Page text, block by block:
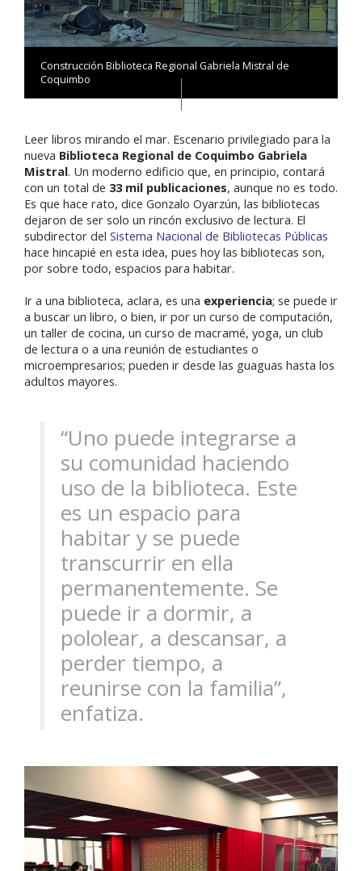
Construcción Biblioteca Regional Gabriela Mistral de
Coquimbo
Leer libros mirando el mar. Escenario privilegiado para la
nueva Biblioteca Regional de Coquimbo Gabriela
Mistral. Un moderno edificio que, en principio, contará
con un total de 33 mil publicaciones, aunque no es todo.
Es que hace rato, dice Gonzalo Oyarzún, las bibliotecas
dejaron de ser solo un rincón exclusivo de lectura. El
subdirector del Sistema Nacional de Bibliotecas Públicas
hace hincapié en esta idea, pues hoy las bibliotecas son,
por sobre todo, espacios para habitar.
Ir a una biblioteca, aclara, es una experiencia; se puede ir
a buscar un libro, o bien, ir por un curso de computación,
un taller de cocina, un curso de macramé, yoga, un club
de lectura o a una reunión de estudiantes o
microempresarios; pueden ir desde las guaguas hasta los
adultos mayores.
“Uno puede integrarse a
su comunidad haciendo
uso de la biblioteca. Este
es un espacio para
habitar y se puede
transcurrir en ella
permanentemente. Se
puede ir a dormir, a
pololear, a descansar, a
perder tiempo, a
reunirse con la familia”,
enfatiza.